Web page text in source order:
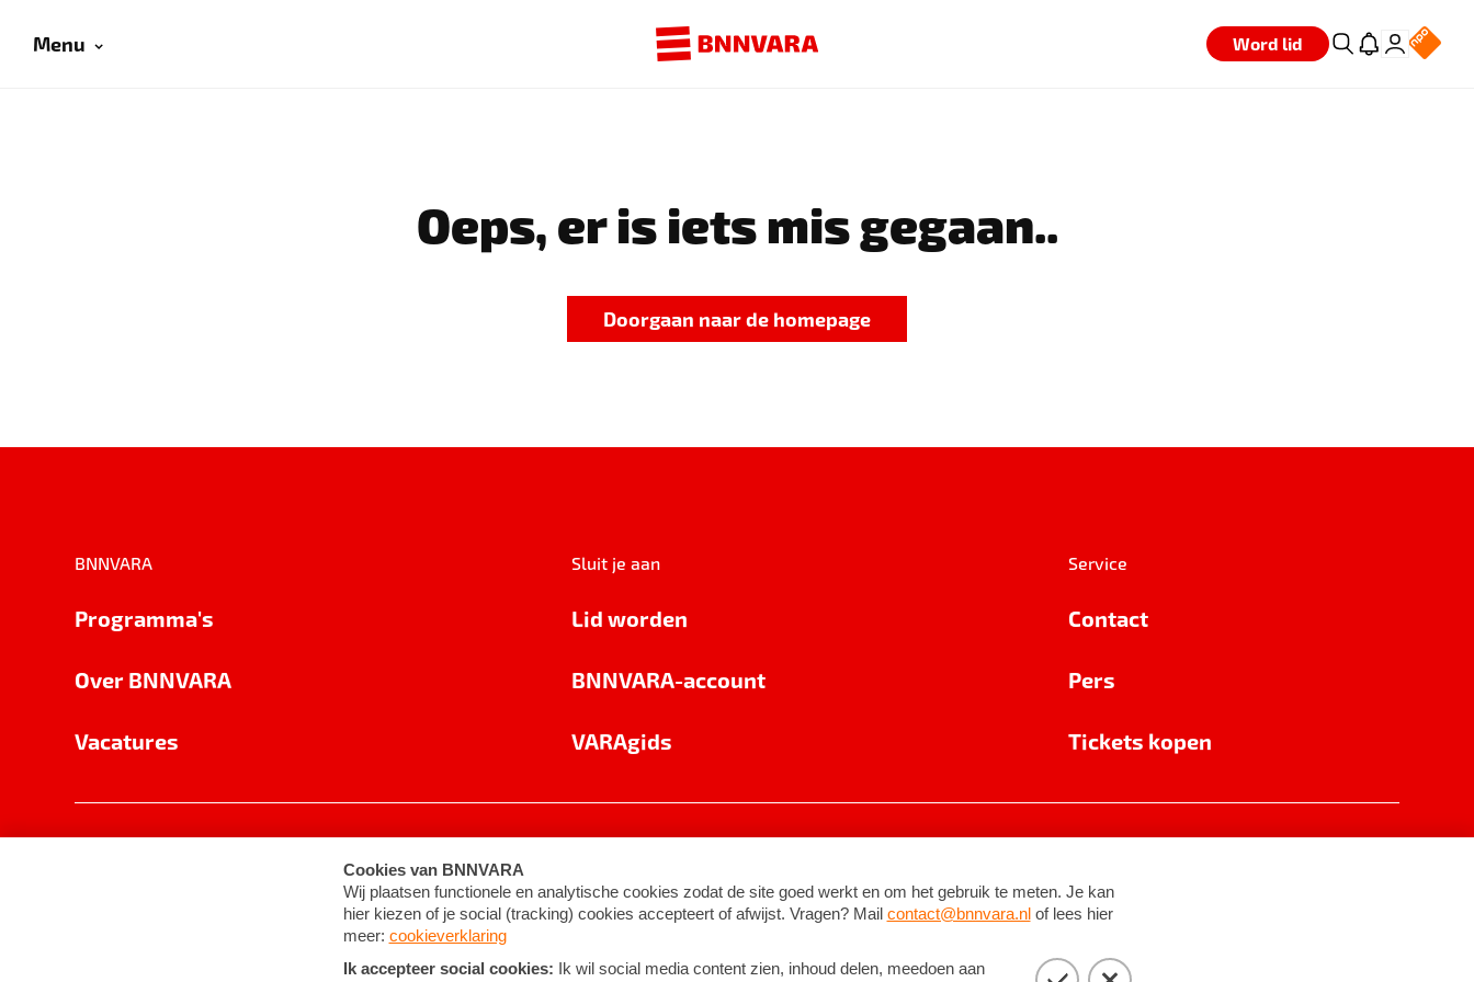
Menu Word lid
Oeps, er is iets mis gegaan..
Doorgaan naar de homepage
BNNVARA
Programma's
Over BNNVARA
Vacatures
Sluit je aan
Lid worden
BNNVARA-account
VARAgids
Service
Contact
Pers
Tickets kopen
Cookie-instellingen Algemene voorwaarden ©2026BNNVARA